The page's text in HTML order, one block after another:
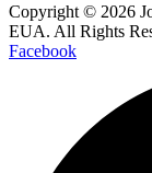
Copyright © 2026
EUA. All Rights
Facebook